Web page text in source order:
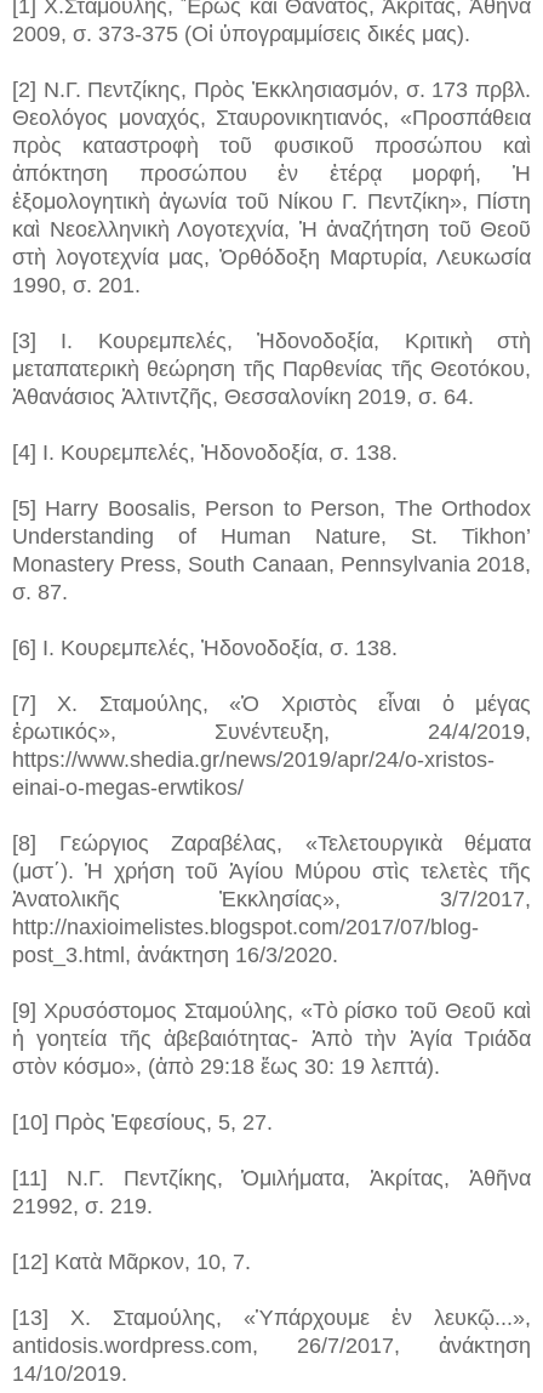
[1] Χ.Σταμούλης, Ἔρως καὶ Θάνατος, Ἀκρίτας, Ἀθῆνα
2009, σ. 373-375 (Οἱ ὑπογραμμίσεις δικές μας).
[2] Ν.Γ. Πεντζίκης, Πρὸς Ἐκκλησιασμόν, σ. 173 πρβλ.
Θεολόγος μοναχός, Σταυρονικητιανός, «Προσπάθεια
πρὸς καταστροφὴ τοῦ φυσικοῦ προσώπου καὶ
ἀπόκτηση προσώπου ἐν ἑτέρᾳ μορφή, Ἡ
ἐξομολογητικὴ ἀγωνία τοῦ Νίκου Γ. Πεντζίκη», Πίστη
καὶ Νεοελληνικὴ Λογοτεχνία, Ἡ ἀναζήτηση τοῦ Θεοῦ
στὴ λογοτεχνία μας, Ὀρθόδοξη Μαρτυρία, Λευκωσία
1990, σ. 201.
[3] Ι. Κουρεμπελές, Ἠδονοδοξία, Κριτικὴ στὴ
μεταπατερικὴ θεώρηση τῆς Παρθενίας τῆς Θεοτόκου,
Ἀθανάσιος Ἀλτιντζῆς, Θεσσαλονίκη 2019, σ. 64.
[4] Ι. Κουρεμπελές, Ἠδονοδοξία, σ. 138.
[5] Harry Boosalis, Person to Person, The Orthodox
Understanding of Human Nature, St. Tikhon’
Monastery Press, South Canaan, Pennsylvania 2018,
σ. 87.
[6] Ι. Κουρεμπελές, Ἠδονοδοξία, σ. 138.
[7] Χ. Σταμούλης, «Ὁ Χριστὸς εἶναι ὁ μέγας
ἐρωτικός», Συνέντευξη, 24/4/2019,
https://www.shedia.gr/news/2019/apr/24/o-xristos-
einai-o-megas-erwtikos/
[8] Γεώργιος Ζαραβέλας, «Τελετουργικὰ θέματα
(μστ΄). Ἡ χρήση τοῦ Ἁγίου Μύρου στὶς τελετὲς τῆς
Ἀνατολικῆς Ἐκκλησίας», 3/7/2017,
http://naxioimelistes.blogspot.com/2017/07/blog-
post_3.html, ἀνάκτηση 16/3/2020.
[9] Χρυσόστομος Σταμούλης, «Τὸ ρίσκο τοῦ Θεοῦ καὶ
ἡ γοητεία τῆς ἀβεβαιότητας- Ἀπὸ τὴν Ἁγία Τριάδα
στὸν κόσμο», (ἀπὸ 29:18 ἕως 30: 19 λεπτά).
[10] Πρὸς Ἐφεσίους, 5, 27.
[11] Ν.Γ. Πεντζίκης, Ὁμιλήματα, Ἀκρίτας, Ἀθῆνα
21992, σ. 219.
[12] Κατὰ Μᾶρκον, 10, 7.
[13] Χ. Σταμούλης, «Ὑπάρχουμε ἐν λευκῷ...»,
antidosis.wordpress.com, 26/7/2017, ἀνάκτηση
14/10/2019.